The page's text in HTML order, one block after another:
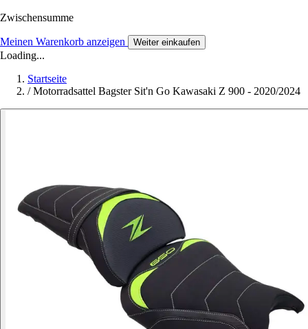
Zwischensumme
Meinen Warenkorb anzeigen Weiter einkaufen
Loading...
Startseite
/ Motorradsattel Bagster Sit'n Go Kawasaki Z 900 - 2020/2024